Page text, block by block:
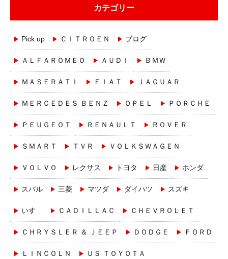
カテゴリー
Pick up ＣＩＴＲＯＥＮ ブログ
ＡＬＦＡＲＯＭＥＯ ＡＵＤＩ ＢＭＷ
ＭＡＳＥＲＡＴＩ ＦＩＡＴ ＪＡＧＵＡＲ
ＭＥＲＣＥＤＥＳ ＢＥＮＺ ＯＰＥＬ ＰＯＲＣＨＥ
ＰＥＵＧＥＯＴ ＲＥＮＡＵＬＴ ＲＯＶＥＲ
ＳＭＡＲＴ ＴＶＲ ＶＯＬＫＳＷＡＧＥＮ
ＶＯＬＶＯ レクサス トヨタ 日産 ホンダ
スバル 三菱 マツダ ダイハツ スズキ
いすゞ ＣＡＤＩＬＬＡＣ ＣＨＥＶＲＯＬＥＴ
ＣＨＲＹＳＬＥＲ ＆ ＪＥＥＰ ＤＯＤＧＥ ＦＯＲＤ
ＬＩＮＣＯＬＮ ＵＳ ＴＯＹＯＴＡ